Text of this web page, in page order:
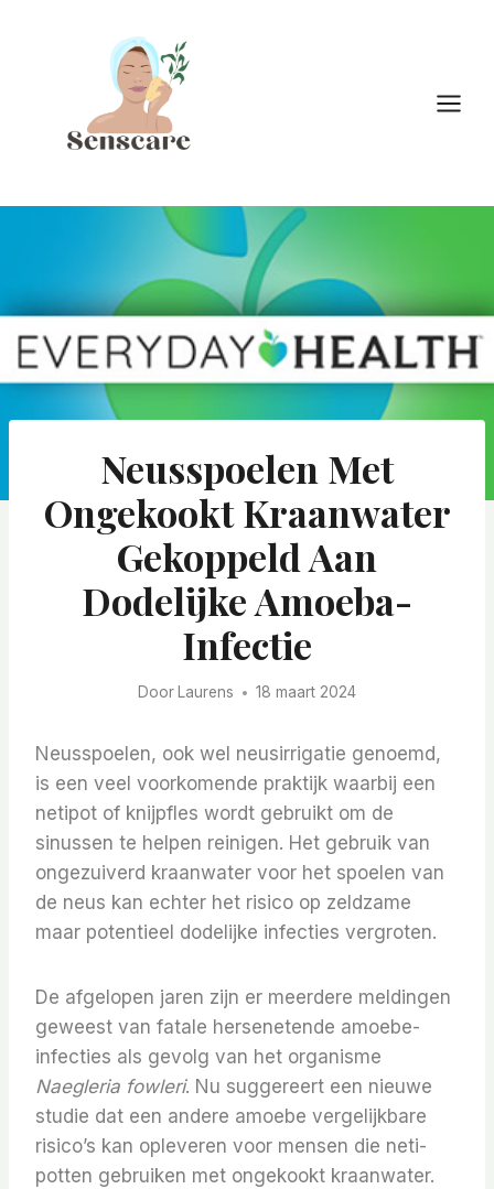
Neusspoelen Met
Ongekookt Kraanwater
Gekoppeld Aan
Dodelijke Amoeba-
Infectie
Door Laurens 18 maart 2024
Neusspoelen, ook wel neusirrigatie genoemd,
is een veel voorkomende praktijk waarbij een
netipot of knijpfles wordt gebruikt om de
sinussen te helpen reinigen. Het gebruik van
ongezuiverd kraanwater voor het spoelen van
de neus kan echter het risico op zeldzame
maar potentieel dodelijke infecties vergroten.
De afgelopen jaren zijn er meerdere meldingen
geweest van fatale hersenetende amoebe-
infecties als gevolg van het organisme
Naegleria fowleri. Nu suggereert een nieuwe
studie dat een andere amoebe vergelijkbare
risico’s kan opleveren voor mensen die neti-
potten gebruiken met ongekookt kraanwater.